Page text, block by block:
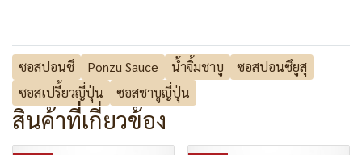
ซอสปอนซึ Ponzu Sauce น้ำจิ้มชาบู
ซอสปอนซึยูสุ
ซอสเปรี้ยวญี่ปุ่น
ซอสชาบูญี่ปุ่น
สินค้าที่เกี่ยวข้อง